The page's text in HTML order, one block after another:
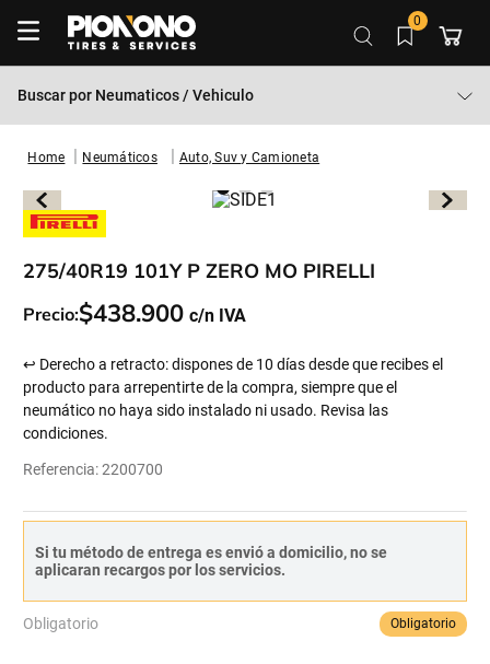
0
Buscar por Neumaticos / Vehiculo
Neumáticos Auto, Suv y Camioneta
275/40R19 101Y P ZERO MO PIRELLI
Precio:$438.900
↩ Derecho a retracto: dispones de 10 días desde que recibes el
producto para arrepentirte de la compra, siempre que el
neumático no haya sido instalado ni usado. Revisa las
condiciones.
Referencia:2200700
Si tu método de entrega es envió a domicilio, no se
aplicaran recargos por los servicios.
Obligatorio Obligatorio